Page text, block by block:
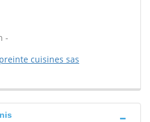
-
cuisines sas